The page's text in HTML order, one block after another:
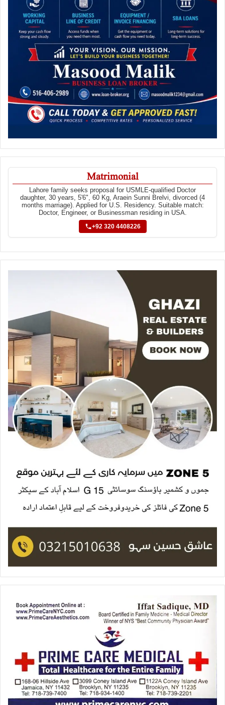
Matrimonial
Lahore family seeks proposal for USMLE-qualified Doctor
daughter, 30 years, 5'6", 60 Kg, Araein Sunni Brelvi, divorced (4
months marriage). Applied for U.S. Residency. Suitable match:
Doctor, Engineer, or Businessman residing in USA.
+92 320 4408226